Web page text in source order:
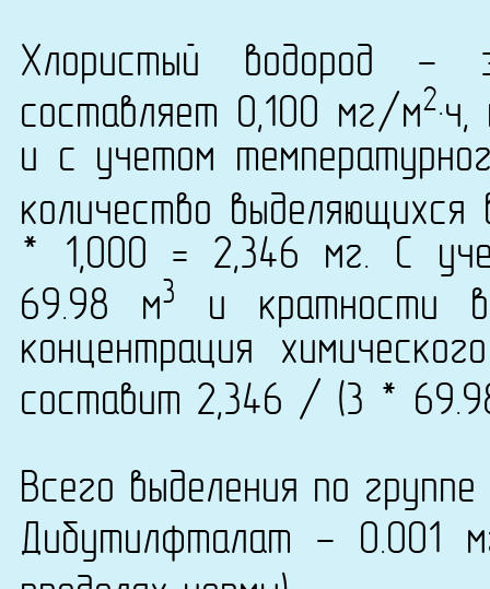
Хлористый водород -
составляет 0,100 мг/м2
и с учетом
количество
* 1,000 = 2,346 мг. С
69.98 м3
и кратности
концентрация
составит 2,346 / (3 *
Всего выделения по
Дибутилфталат - 0.001